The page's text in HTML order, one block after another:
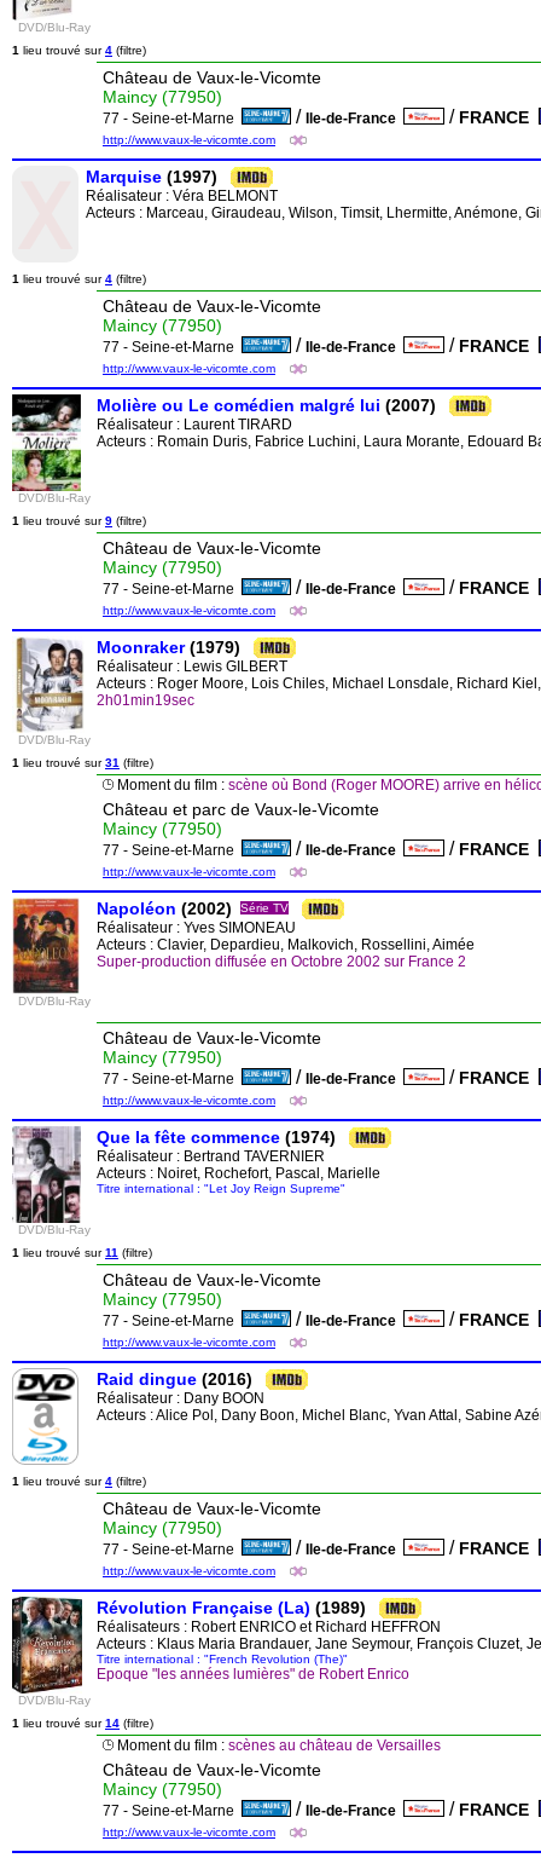
DVD/Blu-Ray
1 lieu trouvé sur4 (filtre)
Château de Vaux-le-Vicomte
Maincy (77950)
77 - Seine-et-Marne / Ile-de-France / FRANCE
http://www.vaux-le-vicomte.com
Marquise (1997)
Réalisateur : Véra BELMONT
Acteurs : Marceau, Giraudeau, Wilson, Timsit, Lhermitte, Anémone,
1 lieu trouvé sur4 (filtre)
Château de Vaux-le-Vicomte
Maincy (77950)
77 - Seine-et-Marne / Ile-de-France / FRANCE
http://www.vaux-le-vicomte.com
DVD/Blu-Ray
Molière ou Le comédien malgré lui (2007)
Réalisateur : Laurent TIRARD
Acteurs : Romain Duris, Fabrice Luchini, Laura Morante, Edouard
1 lieu trouvé sur9 (filtre)
Château de Vaux-le-Vicomte
Maincy (77950)
77 - Seine-et-Marne / Ile-de-France / FRANCE
http://www.vaux-le-vicomte.com
DVD/Blu-Ray
Moonraker(1979)
Réalisateur : Lewis GILBERT
Acteurs : Roger Moore, Lois Chiles, Michael Lonsdale, Richard
2h01min19sec
1 lieu trouvé sur31 (filtre)
Moment du film : scène où Bond (Roger MOORE) arrive en
Château et parc de Vaux-le-Vicomte
Maincy (77950)
77 - Seine-et-Marne / Ile-de-France / FRANCE
http://www.vaux-le-vicomte.com
DVD/Blu-Ray
Napoléon (2002) Série TV
Réalisateur : Yves SIMONEAU
Acteurs : Clavier, Depardieu, Malkovich, Rossellini, Aimée
Super-production diffusée en Octobre 2002 sur France 2
Château de Vaux-le-Vicomte
Maincy (77950)
77 - Seine-et-Marne / Ile-de-France / FRANCE
http://www.vaux-le-vicomte.com
DVD/Blu-Ray
Que la fête commence (1974)
Réalisateur : Bertrand TAVERNIER
Acteurs : Noiret, Rochefort, Pascal, Marielle
Titre international : "Let Joy Reign Supreme"
1 lieu trouvé sur11 (filtre)
Château de Vaux-le-Vicomte
Maincy (77950)
77 - Seine-et-Marne / Ile-de-France / FRANCE
http://www.vaux-le-vicomte.com
Raid dingue (2016)
Réalisateur : Dany BOON
Acteurs : Alice Pol, Dany Boon, Michel Blanc, Yvan Attal, Sabine
1 lieu trouvé sur4 (filtre)
Château de Vaux-le-Vicomte
Maincy (77950)
77 - Seine-et-Marne / Ile-de-France / FRANCE
http://www.vaux-le-vicomte.com
DVD/Blu-Ray
Révolution Française (La) (1989)
Réalisateurs : Robert ENRICO et Richard HEFFRON
Acteurs : Klaus Maria Brandauer, Jane Seymour, François Cluzet,
Titre international : "French Revolution (The)"
Epoque "les années lumières" de Robert Enrico
1 lieu trouvé sur14 (filtre)
Moment du film : scènes au château de Versailles
Château de Vaux-le-Vicomte
Maincy (77950)
77 - Seine-et-Marne / Ile-de-France / FRANCE
http://www.vaux-le-vicomte.com